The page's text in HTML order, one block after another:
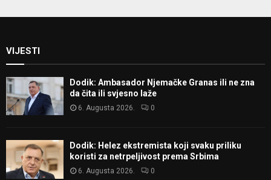
VIJESTI
Dodik: Ambasador Njemačke Granas ili ne zna
da čita ili svjesno laže
6. Augusta 2026. 0
Dodik: Helez ekstremista koji svaku priliku
koristi za netrpeljivost prema Srbima
6. Augusta 2026. 0